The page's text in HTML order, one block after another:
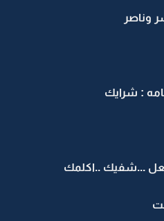
وناصر
: شرايك
...شفيك ..اكلمك